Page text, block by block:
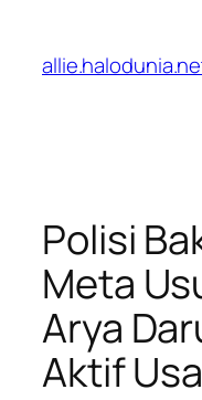
konten
Polisi
Meta
Arya
Aktif